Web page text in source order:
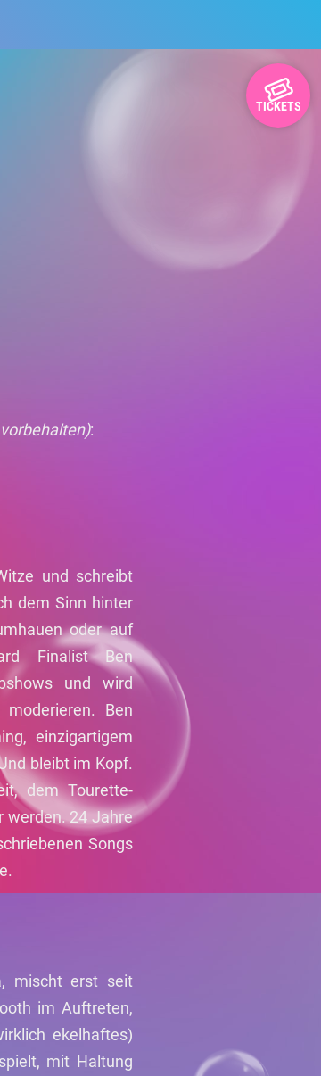
TICKETS
:
und schreibt
dem Sinn hinter
oder auf
Finalist Ben
und wird
Ben
einzigartigem
bleibt im Kopf.
dem Tourette-
werden. 24 Jahre
Songs
mischt erst seit
im Auftreten,
ekelhaftes)
mit Haltung